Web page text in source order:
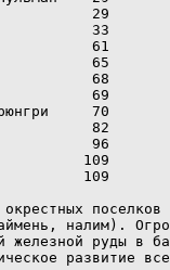
29
33
61
65
68
69
70
82
96
109
109
поселков
налим).
железной руды в
развитие